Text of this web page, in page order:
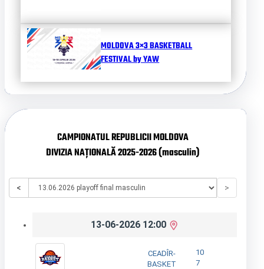
MOLDOVA 3×3 BASKETBALL
FESTIVAL by YAW
CAMPIONATUL REPUBLICII MOLDOVA
DIVIZIA NAȚIONALĂ 2025-2026 (masculin)
< >
13-06-2026 12:00
CEADÎR-
BASKET
10
7